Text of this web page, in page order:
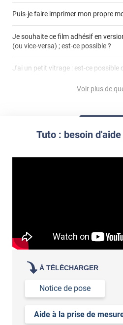
article
Puis-je faire imprimer mon propre
personnaliser
Je souhaite ce film adhésif en
(ou vice-versa) ; est-ce possible ?
J'ai un petit vitrage : est-ce possible
Voir plus de
Tuto : besoin
À TÉLÉCHARGER
Notice de pose
Aide à la prise de